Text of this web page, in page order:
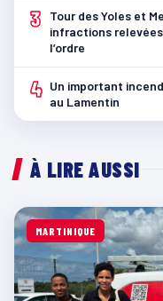
3
Tour des Yoles et
infractions
l’ordre
4 Un important
au Lamentin
À LIRE AUSSI
MARTINIQUE